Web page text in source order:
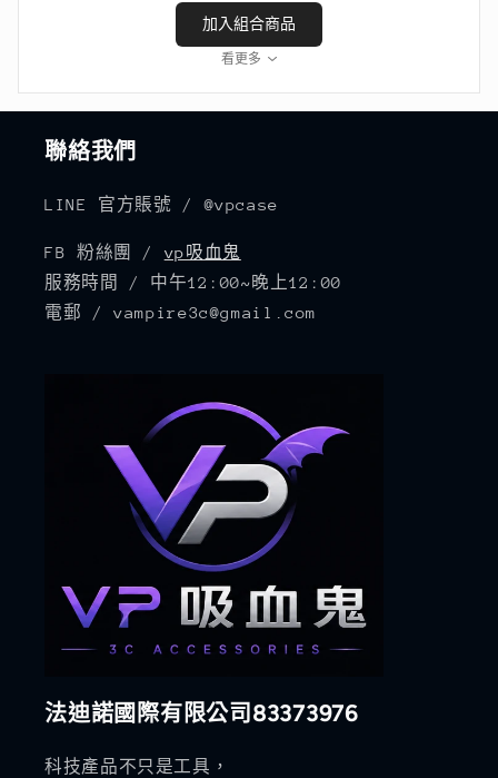
加入組合商品
看更多
聯絡我們
LINE 官方賬號 / @vpcase
FB 粉絲團 / vp吸血鬼
服務時間 / 中午12:00~晚上12:00
電郵 / vampire3c@gmail.com
法迪諾國際有限公司83373976
科技產品不只是工具，